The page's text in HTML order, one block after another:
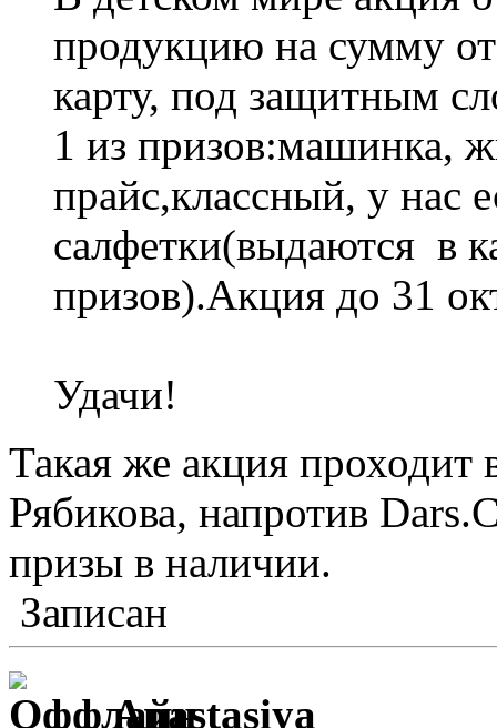
продукцию на сумму
карту, под защитным
1 из призов:машинка,
прайс,классный, у нас
салфетки(выдаются в
призов).Акция до 31
Удачи!
Такая же акция проходит
Рябикова, напротив
призы в наличии.
Записан
Anastasiya